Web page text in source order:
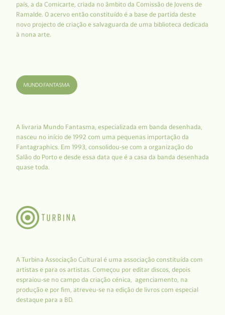
país, a da Comicarte, criada no âmbito da Comissão de Jovens de
Ramalde. O acervo então constituído é a base de partida deste
novo projecto de criação e salvaguarda de uma biblioteca dedicada
à nona arte.
A livraria Mundo Fantasma, especializada em banda desenhada,
nasceu no início de 1992 com uma pequenas importação da
Fantagraphics. Em 1993, consolidou-se com a organização do
Salão do Porto e desde essa data que é a casa da banda desenhada
quase toda.
A Turbina Associação Cultural é uma associação constituída com
artistas e para os artistas. Começou por editar discos, depois
espraiou-se no campo da criação cénica, agenciamento, na
produção e por fim, atreveu-se na edição de livros com especial
destaque para a BD.